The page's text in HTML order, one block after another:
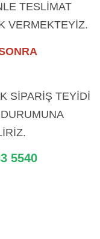
TESLİMAT
VERMEKTEYİZ.
SİPARİŞ TEYİDİ
5540